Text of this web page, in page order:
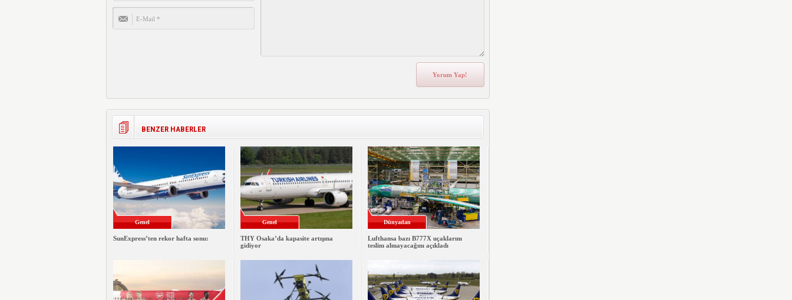
BENZER HABERLER
Genel
SunExpress’ten rekor hafta sonu:
Genel
THY Osaka’da kapasite artışına
gidiyor
Dünyadan
Lufthansa bazı B777X uçaklarını
teslim almayacağını açıkladı